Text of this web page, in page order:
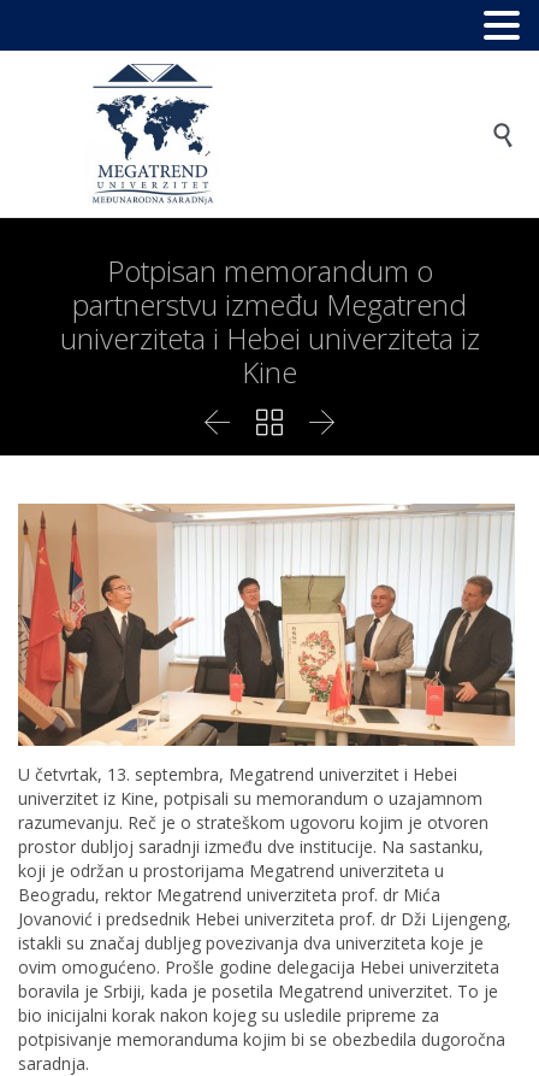

Potpisan memorandum o
partnerstvu između Megatrend
univerziteta i Hebei univerziteta iz
Kine
  
U četvrtak, 13. septembra, Megatrend univerzitet i Hebei
univerzitet iz Kine, potpisali su memorandum o uzajamnom
razumevanju. Reč je o strateškom ugovoru kojim je otvoren
prostor dubljoj saradnji između dve institucije. Na sastanku,
koji je održan u prostorijama Megatrend univerziteta u
Beogradu, rektor Megatrend univerziteta prof. dr Mića
Jovanović i predsednik Hebei univerziteta prof. dr Dži Lijengeng,
istakli su značaj dubljeg povezivanja dva univerziteta koje je
ovim omogućeno. Prošle godine delegacija Hebei univerziteta
boravila je Srbiji, kada je posetila Megatrend univerzitet. To je
bio inicijalni korak nakon kojeg su usledile pripreme za
potpisivanje memoranduma kojim bi se obezbedila dugoročna
saradnja.